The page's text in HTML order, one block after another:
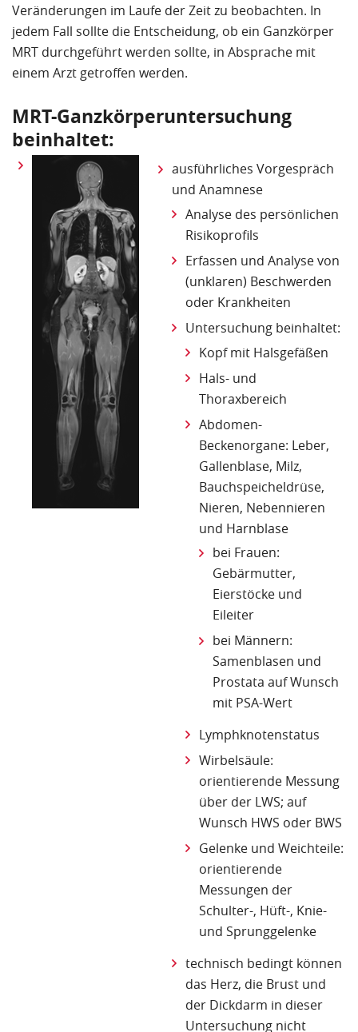
Veränderungen im Laufe der Zeit zu beobachten. In
jedem Fall sollte die Entscheidung, ob ein Ganzkörper
MRT durchgeführt werden sollte, in Absprache mit
einem Arzt getroffen werden.
MRT-Ganzkörperuntersuchung
beinhaltet:
ausführliches Vorgespräch
und Anamnese
Analyse des persönlichen
Risikoprofils
Erfassen und Analyse von
(unklaren) Beschwerden
oder Krankheiten
Untersuchung beinhaltet:
Kopf mit Halsgefäßen
Hals- und
Thoraxbereich
Abdomen-
Beckenorgane: Leber,
Gallenblase, Milz,
Bauchspeicheldrüse,
Nieren, Nebennieren
und Harnblase
bei Frauen:
Gebärmutter,
Eierstöcke und
Eileiter
bei Männern:
Samenblasen und
Prostata auf Wunsch
mit PSA-Wert
Lymphknotenstatus
Wirbelsäule:
orientierende Messung
über der LWS; auf
Wunsch HWS oder BWS
Gelenke und Weichteile:
orientierende
Messungen der
Schulter-, Hüft-, Knie-
und Sprunggelenke
technisch bedingt können
das Herz, die Brust und
der Dickdarm in dieser
Untersuchung nicht